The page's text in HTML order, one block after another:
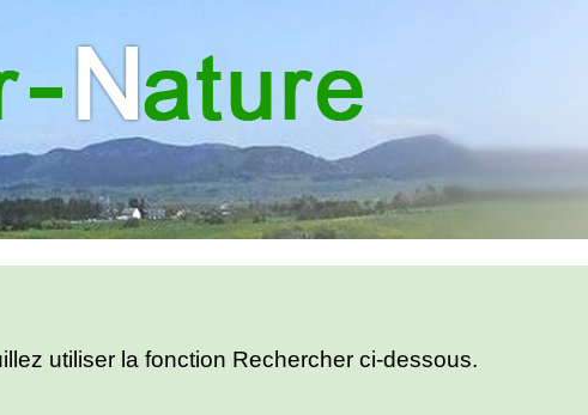
utiliser la fonction Rechercher ci-dessous.